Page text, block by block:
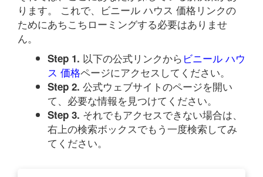
ります。 これで、ビニール ハウス 価格リンクの
ためにあちこちローミングする必要はありませ
ん。
Step 1. 以下の公式リンクから ビニール ハウ
ス 価格ページにアクセスしてください。
Step 2. 公式ウェブサイトのページを開い
て、必要な情報を見つけてください。
Step 3. それでもアクセスできない場合は、
右上の検索ボックスでもう一度検索してみ
てください。